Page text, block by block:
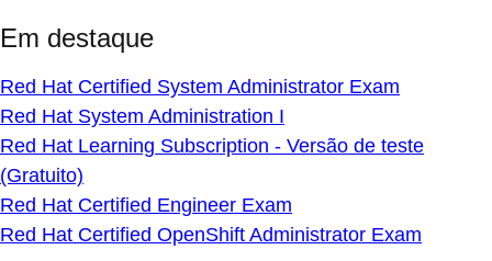
Em destaque
Red Hat Certified System Administrator Exam
Red Hat System Administration I
Red Hat Learning Subscription - Versão de teste
(Gratuito)
Red Hat Certified Engineer Exam
Red Hat Certified OpenShift Administrator Exam